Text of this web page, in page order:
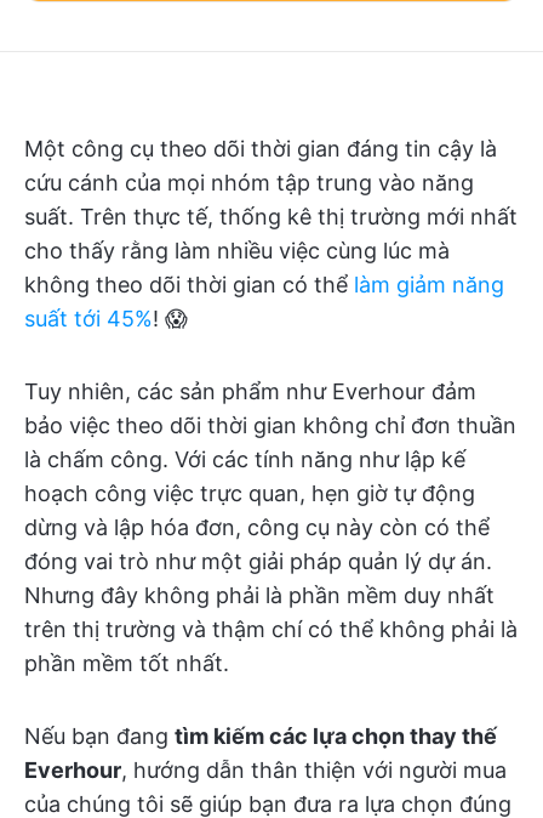
Một công cụ theo dõi thời gian đáng tin cậy là
cứu cánh của mọi nhóm tập trung vào năng
suất. Trên thực tế, thống kê thị trường mới nhất
cho thấy rằng làm nhiều việc cùng lúc mà
không theo dõi thời gian có thể làm giảm năng
suất tới 45%! 😱
Tuy nhiên, các sản phẩm như Everhour đảm
bảo việc theo dõi thời gian không chỉ đơn thuần
là chấm công. Với các tính năng như lập kế
hoạch công việc trực quan, hẹn giờ tự động
dừng và lập hóa đơn, công cụ này còn có thể
đóng vai trò như một giải pháp quản lý dự án.
Nhưng đây không phải là phần mềm duy nhất
trên thị trường và thậm chí có thể không phải là
phần mềm tốt nhất.
Nếu bạn đang tìm kiếm các lựa chọn thay thế
Everhour, hướng dẫn thân thiện với người mua
của chúng tôi sẽ giúp bạn đưa ra lựa chọn đúng